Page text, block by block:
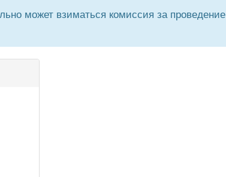
может взиматься комиссия за проведение